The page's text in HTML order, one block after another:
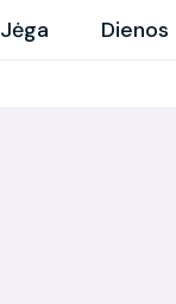
Jėga